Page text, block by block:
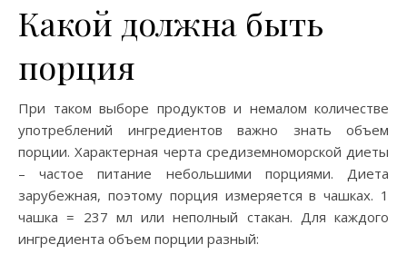
Какой должна быть
порция
При таком выборе продуктов и немалом количестве
употреблений ингредиентов важно знать объем
порции. Характерная черта средиземноморской диеты
– частое питание небольшими порциями. Диета
зарубежная, поэтому порция измеряется в чашках. 1
чашка = 237 мл или неполный стакан. Для каждого
ингредиента объем порции разный: